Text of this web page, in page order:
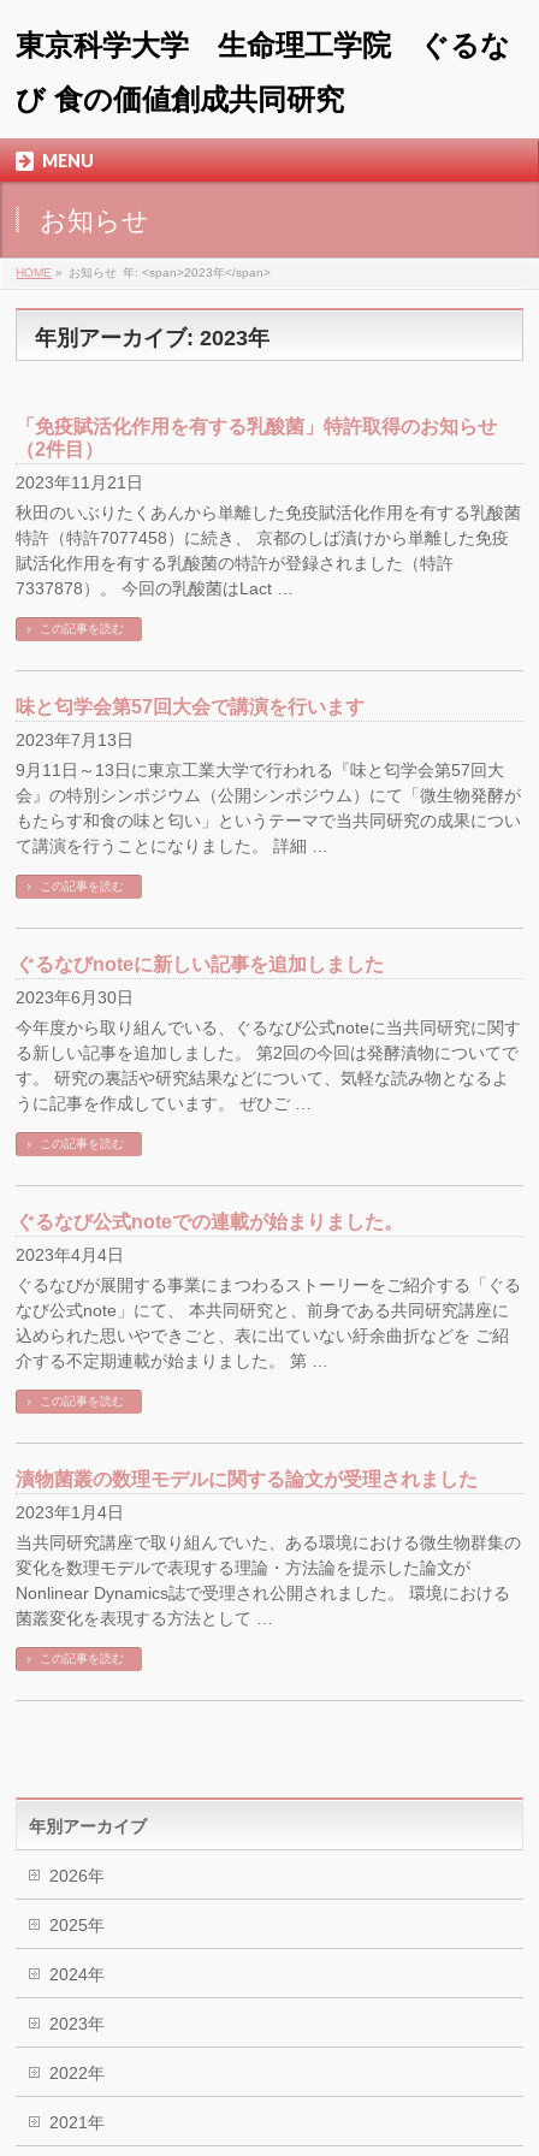
東京科学大学 生命理工学院 ぐるな
び 食の価値創成共同研究
MENU
お知らせ
HOME » お知らせ 年: <span>2023年</span>
年別アーカイブ: 2023年
「免疫賦活化作用を有する乳酸菌」特許取得のお知らせ
（2件目）
2023年11月21日
秋田のいぶりたくあんから単離した免疫賦活化作用を有する乳酸菌
特許（特許7077458）に続き、 京都のしば漬けから単離した免疫
賦活化作用を有する乳酸菌の特許が登録されました（特許
7337878）。 今回の乳酸菌はLact …
この記事を読む
味と匂学会第57回大会で講演を行います
2023年7月13日
9月11日～13日に東京工業大学で行われる『味と匂学会第57回大
会』の特別シンポジウム（公開シンポジウム）にて「微⽣物発酵が
もたらす和⾷の味と匂い」というテーマで当共同研究の成果につい
て講演を行うことになりました。 詳細 …
この記事を読む
ぐるなびnoteに新しい記事を追加しました
2023年6月30日
今年度から取り組んでいる、ぐるなび公式noteに当共同研究に関す
る新しい記事を追加しました。 第2回の今回は発酵漬物についてで
す。 研究の裏話や研究結果などについて、気軽な読み物となるよ
うに記事を作成しています。 ぜひご …
この記事を読む
ぐるなび公式noteでの連載が始まりました。
2023年4月4日
ぐるなびが展開する事業にまつわるストーリーをご紹介する「ぐる
なび公式note」にて、 本共同研究と、前身である共同研究講座に
込められた思いやできごと、表に出ていない紆余曲折などを ご紹
介する不定期連載が始まりました。 第 …
この記事を読む
漬物菌叢の数理モデルに関する論文が受理されました
2023年1月4日
当共同研究講座で取り組んでいた、ある環境における微生物群集の
変化を数理モデルで表現する理論・方法論を提示した論文が
Nonlinear Dynamics誌で受理され公開されました。 環境における
菌叢変化を表現する方法として …
この記事を読む
年別アーカイブ
2026年
2025年
2024年
2023年
2022年
2021年